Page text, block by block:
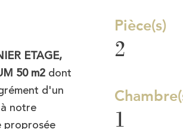
ETAGE,
50 m2 dont
d'un
notre
proprosée
Pièce(s)
2
1